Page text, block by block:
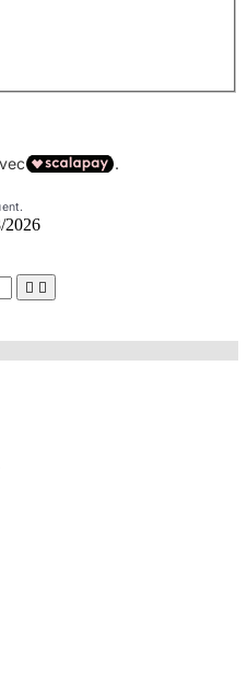
2026
 